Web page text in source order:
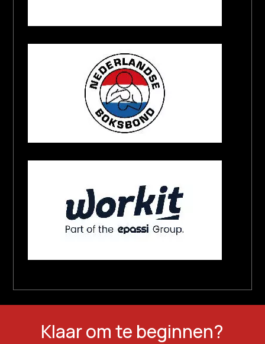
Klaar om te beginnen?